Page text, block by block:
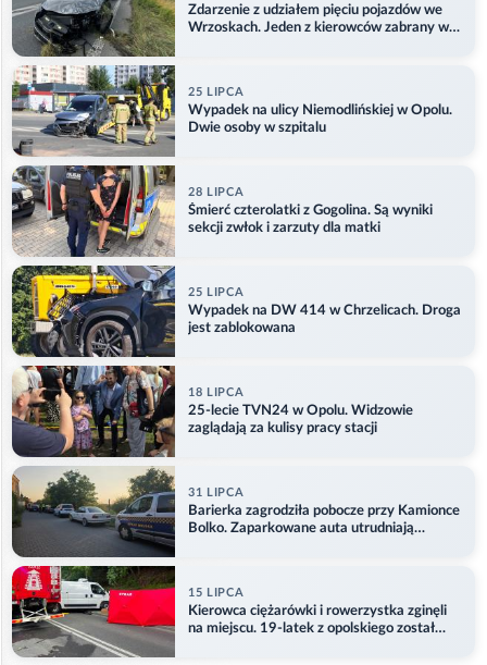
Zdarzenie z udziałem pięciu pojazdów we
Wrzoskach. Jeden z kierowców zabrany w
25 LIPCA
Wypadek na ulicy Niemodlińskiej w Opolu.
Dwie osoby w szpitalu
28 LIPCA
Śmierć czterolatki z Gogolina. Są wyniki
sekcji zwłok i zarzuty dla matki
25 LIPCA
Wypadek na DW 414 w Chrzelicach. Droga
jest zablokowana
18 LIPCA
25-lecie TVN24 w Opolu. Widzowie
zaglądają za kulisy pracy stacji
31 LIPCA
Barierka zagrodziła pobocze przy Kamionce
Bolko. Zaparkowane auta utrudniają
15 LIPCA
Kierowca ciężarówki i rowerzystka zginęli
na miejscu. 19-latek z opolskiego został